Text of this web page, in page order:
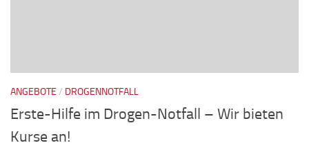
ANGEBOTE / DROGENNOTFALL
Erste-Hilfe im Drogen-Notfall – Wir bieten
Kurse an!